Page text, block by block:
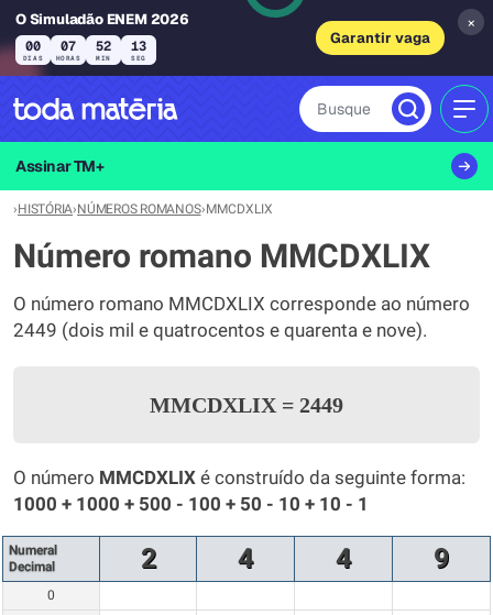
O Simuladão ENEM 2026
00
DIAS
07
HORAS
52
MIN
13
SEG
Garantir vaga
×
Busque
Assinar TM+
›HISTÓRIA›NÚMEROS ROMANOS›MMCDXLIX
Número romano MMCDXLIX
O número romano MMCDXLIX corresponde ao número
2449 (dois mil e quatrocentos e quarenta e nove).
MMCDXLIX = 2449
O número MMCDXLIX é construído da seguinte forma:
1000 + 1000 + 500 - 100 + 50 - 10 + 10 - 1
Numeral
Decimal
2 4 4 9
0